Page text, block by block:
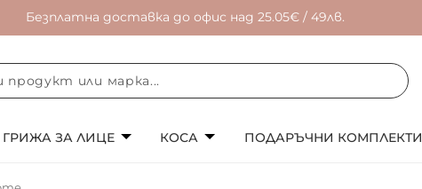
Безплатна доставка до офис над 25.05€ / 49лв.
ГРИЖА ЗА ЛИЦЕ КОСА ПОДАРЪЧНИ КОМПЛЕКТИ